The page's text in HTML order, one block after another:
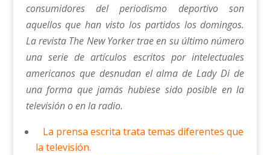
consumidores del periodismo deportivo son
aquellos que han visto los partidos los domingos.
La revista The New Yorker trae en su último número
una serie de artículos escritos por intelectuales
americanos que desnudan el alma de Lady Di de
una forma que jamás hubiese sido posible en la
televisión o en la radio.
La prensa escrita trata temas diferentes que
la televisión.